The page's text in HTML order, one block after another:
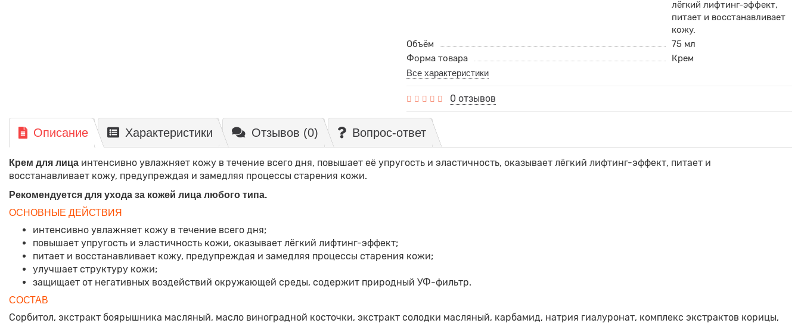
лёгкий лифтинг-эффект,
питает и восстанавливает
кожу.
Объём
75 мл
Форма товара
Крем
Все характеристики
0 отзывов
Описание Характеристики Отзывов (0) Вопрос-ответ
Крем для лица интенсивно увлажняет кожу в течение всего дня, повышает её упругость и эластичность, оказывает лёгкий лифтинг-эффект, питает и
восстанавливает кожу, предупреждая и замедляя процессы старения кожи.
Рекомендуется для ухода за кожей лица любого типа.
ОСНОВНЫЕ ДЕЙСТВИЯ
интенсивно увлажняет кожу в течение всего дня;
повышает упругость и эластичность кожи, оказывает лёгкий лифтинг-эффект;
питает и восстанавливает кожу, предупреждая и замедляя процессы старения кожи;
улучшает структуру кожи;
защищает от негативных воздействий окружающей среды, содержит природный УФ-фильтр.
СОСТАВ
Сорбитол, экстракт боярышника масляный, масло виноградной косточки, экстракт солодки масляный, карбамид, натрия гиалуронат, комплекс экстрактов корицы,